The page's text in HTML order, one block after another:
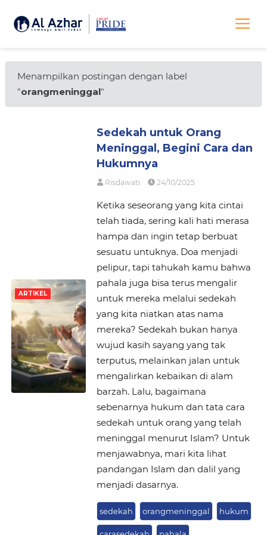
Menampilkan postingan dengan label
"orangmeninggal"
ARTIKEL
Sedekah untuk Orang
Meninggal, Begini Cara dan
Hukumnya
Risdawati 24/10/2025
Ketika seseorang yang kita cintai
telah tiada, sering kali hati merasa
hampa dan ingin tetap berbuat
sesuatu untuknya. Doa menjadi
pelipur, tapi tahukah kamu bahwa
pahala juga bisa terus mengalir
untuk mereka melalui sedekah
yang kita niatkan atas nama
mereka? Sedekah bukan hanya
wujud kasih sayang yang tak
terputus, melainkan jalan untuk
mengalirkan kebaikan di alam
barzah. Lalu, bagaimana
sebenarnya hukum dan tata cara
sedekah untuk orang yang telah
meninggal menurut Islam? Untuk
menjawabnya, mari kita lihat
pandangan Islam dan dalil yang
menjadi dasarnya.
sedekah orangmeninggal hukum